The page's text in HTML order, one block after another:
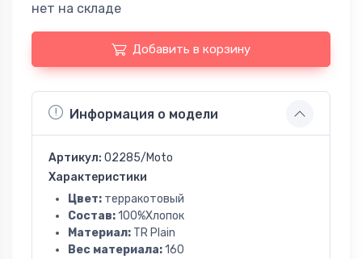
нет на складе
Добавить в корзину
Информация о модели
Артикул: 02285/Moto
Характеристики
Цвет: терракотовый
Состав:100%Хлопок
Материал: TR Plain
Вес материала:160